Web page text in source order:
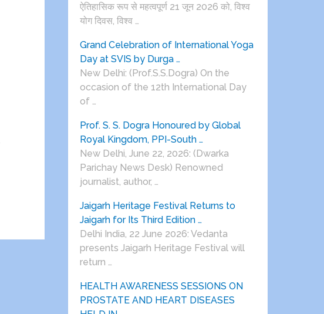
ऐतिहासिक रूप से महत्वपूर्ण 21 जून 2026 को, विश्व
योग दिवस, विश्व …
Grand Celebration of International Yoga
Day at SVIS by Durga …
New Delhi: (Prof.S.S.Dogra) On the
occasion of the 12th International Day
of …
Prof. S. S. Dogra Honoured by Global
Royal Kingdom, PPI-South …
New Delhi, June 22, 2026: (Dwarka
Parichay News Desk) Renowned
journalist, author, …
Jaigarh Heritage Festival Returns to
Jaigarh for Its Third Edition …
Delhi India, 22 June 2026: Vedanta
presents Jaigarh Heritage Festival will
return …
HEALTH AWARENESS SESSIONS ON
PROSTATE AND HEART DISEASES